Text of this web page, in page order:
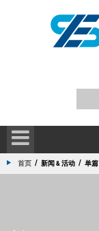
首页 / 新闻 & 活动 / 单篇